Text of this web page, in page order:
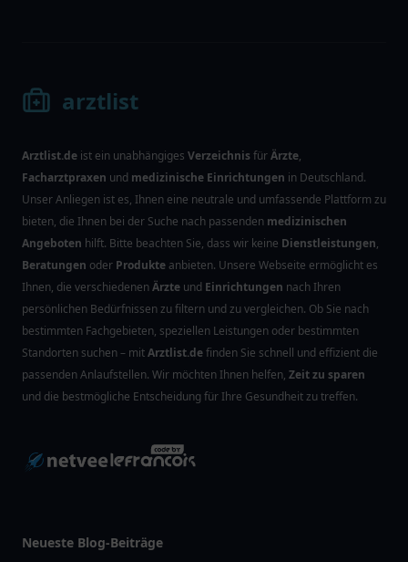
arztlist
Arztlist.de ist ein unabhängiges VerzeichnisfürÄrzte,
Facharztpraxen und medizinische Einrichtungen in Deutschland.
Unser Anliegen ist es, Ihnen eine neutrale und umfassende Plattform zu
bieten, die Ihnen bei der Suche nach passenden medizinischen
Angeboten hilft. Bitte beachten Sie, dass wir keine Dienstleistungen,
Beratungen oder Produkte anbieten. Unsere Webseite ermöglicht es
Ihnen, die verschiedenenÄrzte und Einrichtungen nach Ihren
persönlichen Bedürfnissen zu filtern und zu vergleichen. Ob Sie nach
bestimmten Fachgebieten, speziellen Leistungen oder bestimmten
Standorten suchen – mitArztlist.definden Sie schnell und effizient die
passenden Anlaufstellen. Wir möchten Ihnen helfen, Zeit zu sparen
und die bestmögliche Entscheidung für Ihre Gesundheit zu treffen.
Neueste Blog-Beiträge